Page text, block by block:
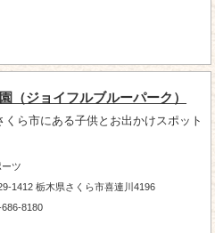
（ジョイフルブルーパーク）
くら市にある子供とお出かけスポット
ーツ
1412 栃木県さくら市喜連川4196
8180